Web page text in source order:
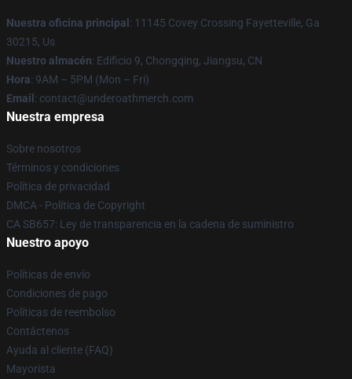
Nuestra oficina principal : 11145 Covey Crossing Fayetteville, Ga
30215, Us
Nuestro almacén: Edificio 9, Chongqing, Jiangsu, CN
Hora: 9AM – 5PM (Mon – Fri)
Email : contact@underoathmerch.com
Nuestra empresa
Sobre nosotros
Términos y condiciones
Política de privacidad
DMCA - Política de Copyright
CA SB657: Ley de transparencia en la cadena de suministro
Nuestro apoyo
Políticas de envío
Condiciones de pago
Políticas de reembolso
Contáctenos
Ayuda al cliente (FAQ)
Mayorista